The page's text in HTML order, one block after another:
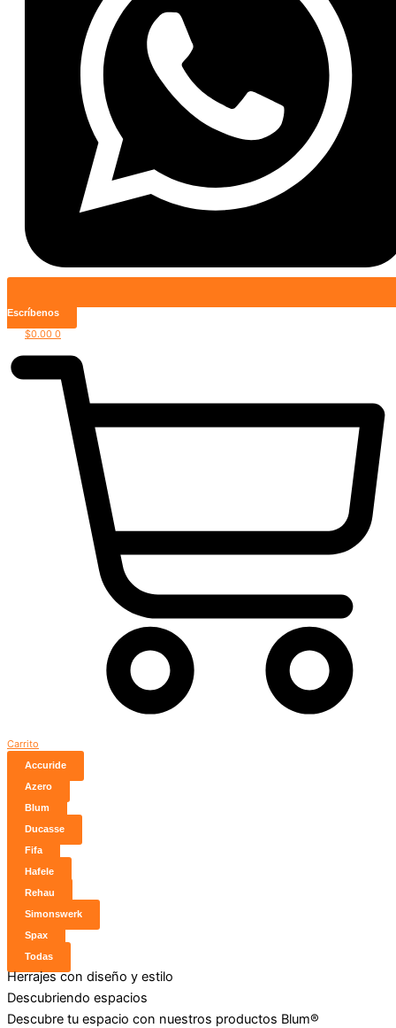
Escríbenos
$0.00 0
Carrito
Accuride
Azero
Blum
Ducasse
Fifa
Hafele
Rehau
Simonswerk
Spax
Todas
Herrajes con diseño y estilo
Descubriendo espacios
Descubre tu espacio con nuestros productos Blum®